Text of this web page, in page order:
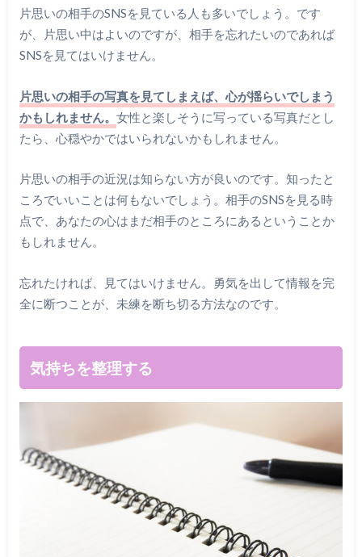
片思いの相手のSNSを見ている人も多いでしょう。です
が、片思い中はよいのですが、相手を忘れたいのであれば
SNSを見てはいけません。
片思いの相手の写真を見てしまえば、心が揺らいでしまう
かもしれません。 女性と楽しそうに写っている写真だとし
たら、心穏やかではいられないかもしれません。
片思いの相手の近況は知らない方が良いのです。知ったと
ころでいいことは何もないでしょう。相手のSNSを見る時
点で、あなたの心はまだ相手のところにあるということか
もしれません。
忘れたければ、見てはいけません。勇気を出して情報を完
全に断つことが、未練を断ち切る方法なのです。
気持ちを整理する